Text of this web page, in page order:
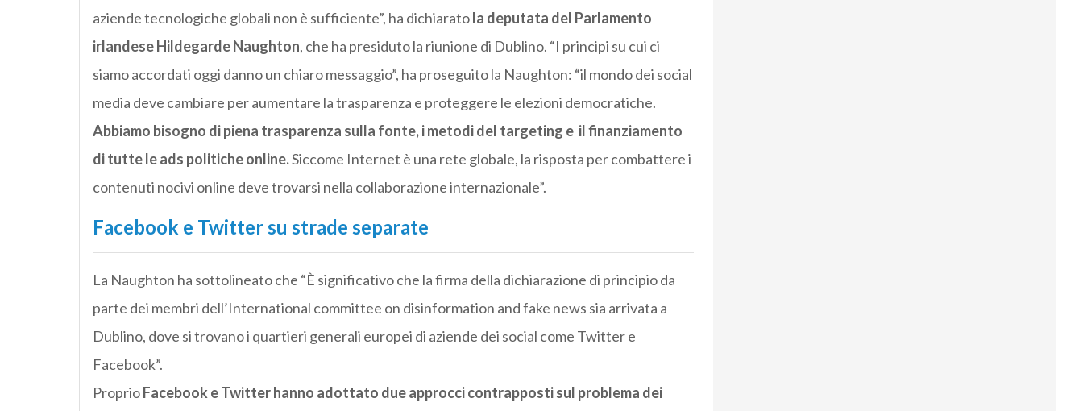
aziende tecnologiche globali non è sufficiente”, ha dichiaratola deputata del Parlamento
irlandese Hildegarde Naughton, che ha presiduto la riunione di Dublino. “I principi su cui ci
siamo accordati oggi danno un chiaro messaggio”, ha proseguito la Naughton: “il mondo dei social
media deve cambiare per aumentare la trasparenza e proteggere le elezioni democratiche.
Abbiamo bisogno di piena trasparenza sulla fonte, i metodi del targeting e il finanziamento
di tutte le ads politiche online.Siccome Internet è una rete globale, la risposta per combattere i
contenuti nocivi online deve trovarsi nella collaborazione internazionale”.
Facebook e Twitter su strade separate
La Naughton ha sottolineato che “È significativo che la firma della dichiarazione di principio da
parte dei membri dell’International committee on disinformation and fake news sia arrivata a
Dublino, dove si trovano i quartieri generali europei di aziende dei social come Twitter e
Facebook”.
ProprioFacebook e Twitter hanno adottato due approcci contrapposti sul problema dei